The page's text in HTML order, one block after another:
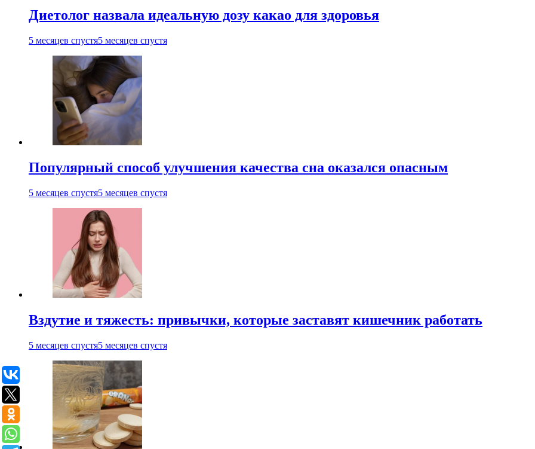
Диетолог назвала идеальную дозу какао для здоровья
5 месяцев спустя5 месяцев спустя
Популярный способ улучшения качества сна оказался опасным
5 месяцев спустя5 месяцев спустя
Вздутие и тяжесть: привычки, которые заставят кишечник работать
5 месяцев спустя5 месяцев спустя